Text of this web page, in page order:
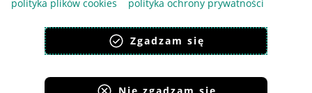
polityka plików cookies
polityka ochrony prywatności
Zgadzam się